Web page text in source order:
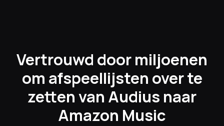
Vertrouwd door miljoenen
om afspeellijsten over te
zetten van Audius naar
Amazon Music